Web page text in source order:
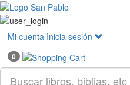
Mi cuenta Inicia sesión
0